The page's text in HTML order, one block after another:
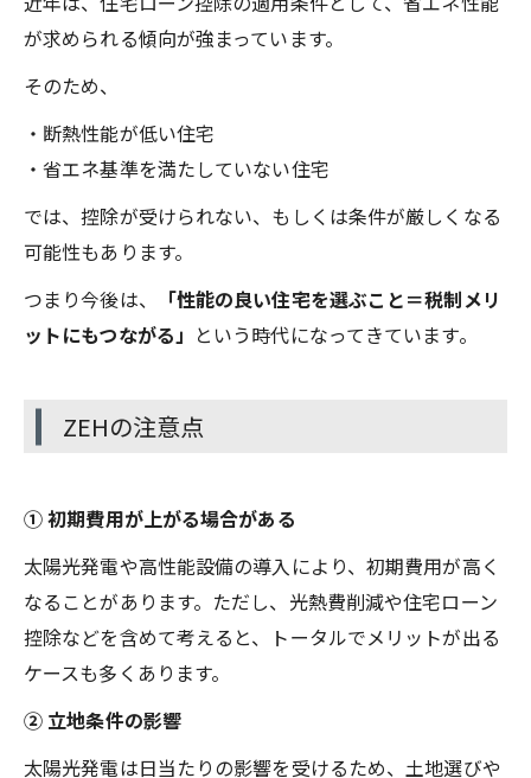
が求められる傾向が強まっています。
そのため、
・断熱性能が低い住宅
・省エネ基準を満たしていない住宅
では、控除が受けられない、もしくは条件が厳しくなる
可能性もあります。
つまり今後は、
「性能の良い住宅を選ぶこと＝税制メリ
ットにもつながる」 という時代になってきています。
ZEHの注意点
① 初期費用が上がる場合がある
太陽光発電や高性能設備の導入により、初期費用が高く
なることがあります。ただし、光熱費削減や住宅ローン
控除などを含めて考えると、トータルでメリットが出る
ケースも多くあります。
② 立地条件の影響
太陽光発電は日当たりの影響を受けるため、土地選びや